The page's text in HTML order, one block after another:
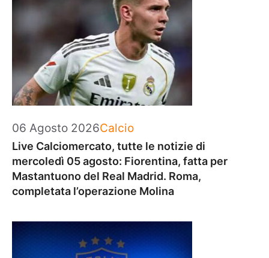
06 Agosto 2026Categorie
Calcio
Live Calciomercato, tutte le notizie di
mercoledì 05 agosto: Fiorentina, fatta per
Mastantuono del Real Madrid. Roma,
completata l’operazione Molina